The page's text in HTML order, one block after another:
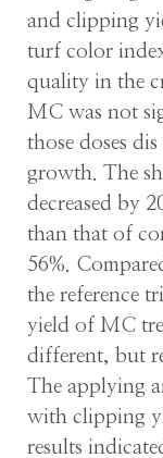
and clipping
turf color
quality in the
MC was not
those doses
growth. The
decreased by
than that of
56%.
the reference
yield of MC
different, but
The applying
with clipping
results